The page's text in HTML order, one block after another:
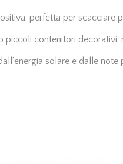
perfetta per scacciare
contenitori decorativi,
solare e dalle